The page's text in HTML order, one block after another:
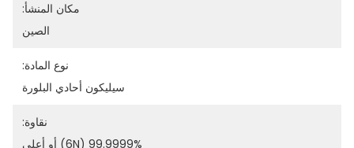
مكان المنشأ:
الصين
نوع المادة:
سيليكون أحادي البلورة
نقاوة:
99.9999% (6N) أو أعلى